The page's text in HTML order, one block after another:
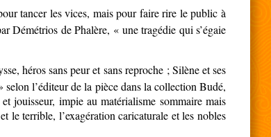
tancer les vices, mais pour faire rire le public à
Démétrios de Phalère, « une tragédie qui s’égaie
héros sans peur et sans reproche ; Silène et ses
l’éditeur de la pièce dans la collection Budé,
jouisseur, impie au matérialisme sommaire mais
terrible, l’exagération caricaturale et les nobles